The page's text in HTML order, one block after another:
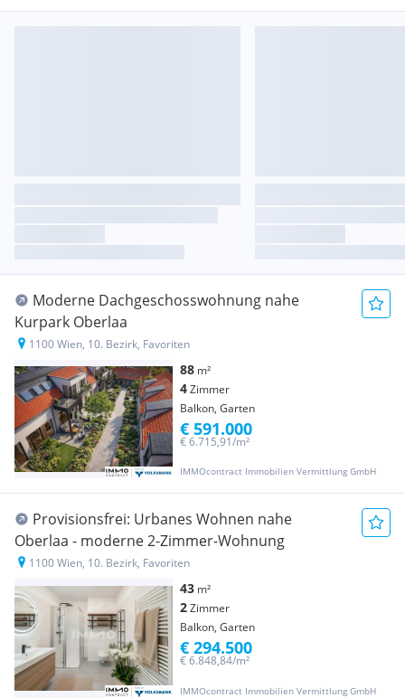
Moderne Dachgeschosswohnung nahe
Kurpark Oberlaa
1100 Wien, 10. Bezirk, Favoriten
88 m²
4Zimmer
Balkon, Garten
IMMOcontract Immobilien Vermittlung GmbH
€ 6.715,91/m²
€ 591.000
Provisionsfrei: Urbanes Wohnen nahe
Oberlaa - moderne 2-Zimmer-Wohnung
1100 Wien, 10. Bezirk, Favoriten
43 m²
2Zimmer
Balkon, Garten
IMMOcontract Immobilien Vermittlung GmbH
€ 6.848,84/m²
€ 294.500